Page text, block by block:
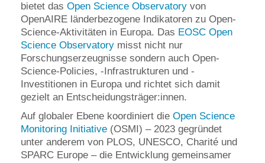
bietet das Open Science Observatory von
OpenAIRE länderbezogene Indikatoren zu Open-
Science-Aktivitäten in Europa. Das EOSC Open
Science Observatory misst nicht nur
Forschungserzeugnisse sondern auch Open-
Science-Policies, -Infrastrukturen und -
Investitionen in Europa und richtet sich damit
gezielt an Entscheidungsträger:innen.
Auf globaler Ebene koordiniert die Open Science
Monitoring Initiative (OSMI) – 2023 gegründet
unter anderem von PLOS, UNESCO, Charité und
SPARC Europe – die Entwicklung gemeinsamer